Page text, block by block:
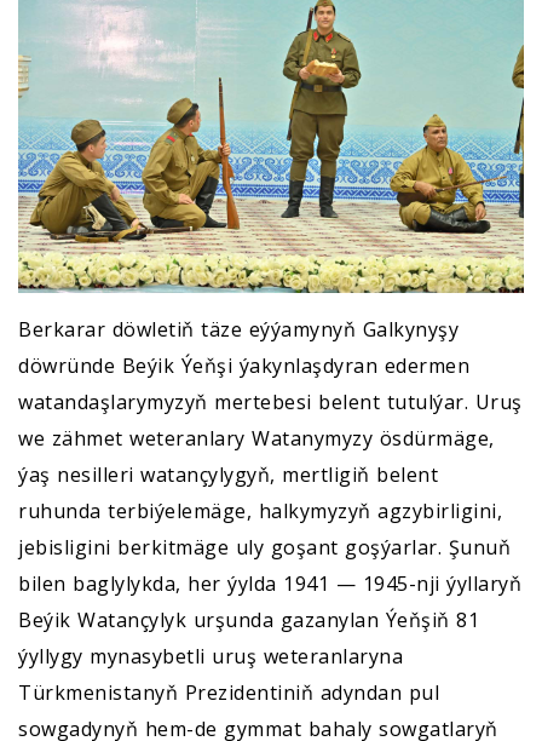
Berkarar döwletiň täze eýýamynyň Galkynyşy
döwründe Beýik Ýeňşi ýakynlaşdyran edermen
watandaşlarymyzyň mertebesi belent tutulýar. Uruş
we zähmet weteranlary Watanymyzy ösdürmäge,
ýaş nesilleri watançylygyň, mertligiň belent
ruhunda terbiýelemäge, halkymyzyň agzybirligini,
jebisligini berkitmäge uly goşant goşýarlar. Şunuň
bilen baglylykda, her ýylda 1941 — 1945-nji ýyllaryň
Beýik Watançylyk urşunda gazanylan Ýeňşiň 81
ýyllygy mynasybetli uruş weteranlaryna
Türkmenistanyň Prezidentiniň adyndan pul
sowgadynyň hem-de gymmat bahaly sowgatlaryň